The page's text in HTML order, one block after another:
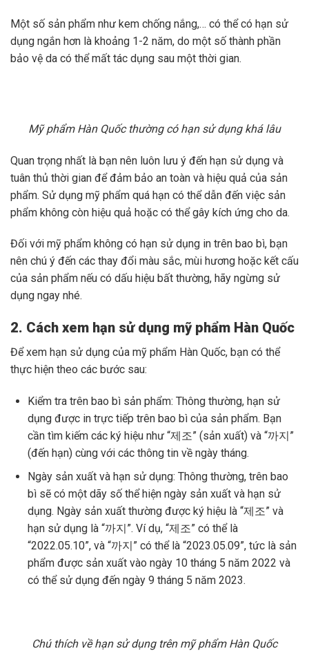
Một số sản phẩm như kem chống nắng,… có thể có hạn sử
dụng ngắn hơn là khoảng 1-2 năm, do một số thành phần
bảo vệ da có thể mất tác dụng sau một thời gian.
Mỹ phẩm Hàn Quốc thường có hạn sử dụng khá lâu
Quan trọng nhất là bạn nên luôn lưu ý đến hạn sử dụng và
tuân thủ thời gian để đảm bảo an toàn và hiệu quả của sản
phẩm. Sử dụng mỹ phẩm quá hạn có thể dẫn đến việc sản
phẩm không còn hiệu quả hoặc có thể gây kích ứng cho da.
Đối với mỹ phẩm không có hạn sử dụng in trên bao bì, bạn
nên chú ý đến các thay đổi màu sắc, mùi hương hoặc kết cấu
của sản phẩm nếu có dấu hiệu bất thường, hãy ngừng sử
dụng ngay nhé.
2. Cách xem hạn sử dụng mỹ phẩm Hàn Quốc
Để xem hạn sử dụng của mỹ phẩm Hàn Quốc, bạn có thể
thực hiện theo các bước sau:
Kiểm tra trên bao bì sản phẩm: Thông thường, hạn sử
dụng được in trực tiếp trên bao bì của sản phẩm. Bạn
cần tìm kiếm các ký hiệu như “제조” (sản xuất) và “까지”
(đến hạn) cùng với các thông tin về ngày tháng.
Ngày sản xuất và hạn sử dụng: Thông thường, trên bao
bì sẽ có một dãy số thể hiện ngày sản xuất và hạn sử
dụng. Ngày sản xuất thường được ký hiệu là “제조” và
hạn sử dụng là “까지”. Ví dụ, “제조” có thể là
“2022.05.10”, và “까지” có thể là “2023.05.09”, tức là sản
phẩm được sản xuất vào ngày 10 tháng 5 năm 2022 và
có thể sử dụng đến ngày 9 tháng 5 năm 2023.
Chú thích về hạn sử dụng trên mỹ phẩm Hàn Quốc